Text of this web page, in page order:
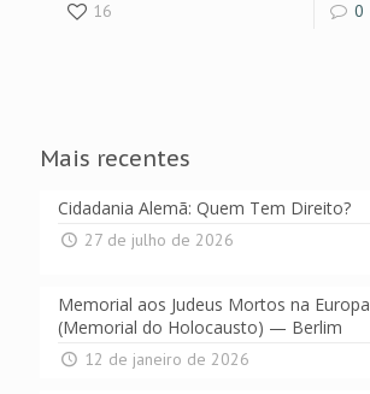
16 0
Mais recentes
Cidadania Alemã: Quem Tem Direito?
27 de julho de 2026
Memorial aos Judeus Mortos na Europa
(Memorial do Holocausto) — Berlim
12 de janeiro de 2026